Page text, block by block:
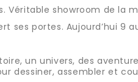
Véritable showroom de
ses portes. Aujourd’hui
un univers, des
dessiner, assembler et